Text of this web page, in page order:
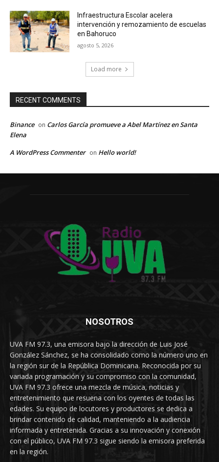
Infraestructura Escolar acelera
intervención y remozamiento de escuelas
en Bahoruco
agosto 5, 2026
Load more
RECENT COMMENTS
Binance on Carlos García promueve a Abel Martínez en Santa
Elena
A WordPress Commenter on Hello world!
NOSOTROS
UVA FM 97.3, una emisora bajo la dirección de Luis José
González Sánchez, se ha consolidado como la número uno en
la región sur de la República Dominicana. Reconocida por su
variada programación y su compromiso con la comunidad,
UVA FM 97.3 ofrece una mezcla de música, noticias y
entretenimiento que resuena con los oyentes de todas las
edades. Su equipo de locutores y productores se dedica a
brindar contenido de calidad, manteniendo a la audiencia
informada y entretenida. Gracias a su innovación y conexión
con el público, UVA FM 97.3 sigue siendo la emisora preferida
en la región.